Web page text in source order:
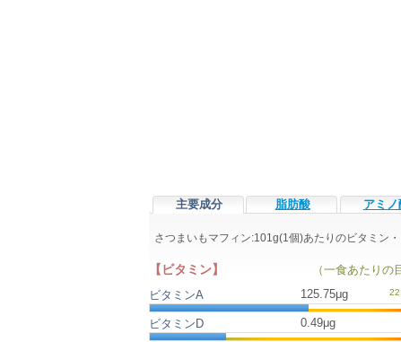
主要成分 脂肪酸 アミノ
さつまいもマフィン:101g(1個)あたりのビタミン
【ビタミン】
（一食あたりの
ビタミンA
125.75μg
ビタミンD 0.49μg